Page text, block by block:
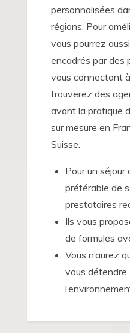
personnalisées
régions. Pour
vous pourrez
encadrés par des
vous connectant
trouverez des
avant la pratique
sur mesure en
Suisse.
Pour un séjour
préférable de
prestataires
Ils vous
de formules
Vous n’aurez
vous